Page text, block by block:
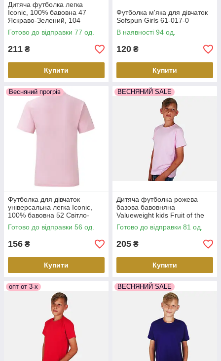
Дитяча футболка легка
Iconic, 100% бавовна 47
Яскраво-Зелений, 104
Готово до відправки 77 од.
211 ₴
Купити
Футболка м'яка для дівчаток
Sofspun Girls 61-017-0
В наявності 94 од.
120 ₴
Купити
Весняний прогрів
Футболка для дівчаток
універсальна легка Iconic,
100% бавовна 52 Світло-
Рожевий, 116
Готово до відправки 56 од.
156 ₴
Купити
ВЕСНЯНИЙ SALE
Дитяча футболка рожева
базова бавовняна
Valueweight kids Fruit of the
Loom
Готово до відправки 81 од.
205 ₴
Купити
опт от 3-х ВЕСНЯНИЙ SALE